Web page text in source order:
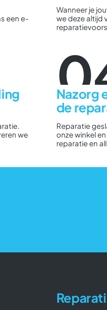
een e-
Wanneer je
we deze altijd
we
Nazorg
de
Reparatie
onze winkel
reparatie en